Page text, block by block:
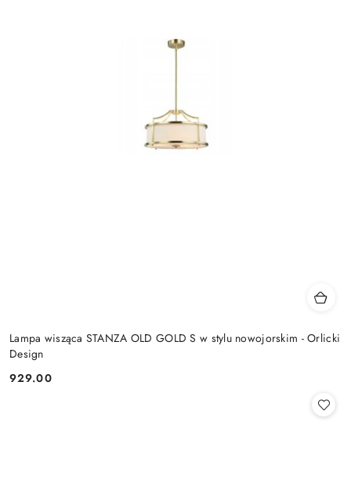
Lampa wisząca STANZA OLD GOLD S w stylu nowojorskim - Orlicki
Design
Cena:
929.00